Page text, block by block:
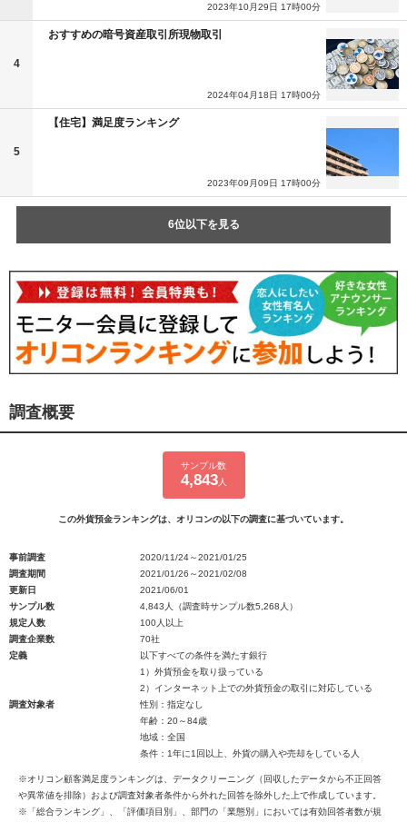
2023年10月29日 17時00分
4
おすすめの暗号資産取引所現物取引
2024年04月18日 17時00分
5
【住宅】満足度ランキング
2023年09月09日 17時00分
6位以下を見る
調査概要
サンプル数
4,843人
この外貨預金ランキングは、オリコンの以下の調査に基づいています。
事前調査
2020/11/24～2021/01/25
調査期間
2021/01/26～2021/02/08
更新日
2021/06/01
サンプル数
4,843人（調査時サンプル数5,268人）
規定人数
100人以上
調査企業数
70社
定義
以下すべての条件を満たす銀行
1）外貨預金を取り扱っている
2）インターネット上での外貨預金の取引に対応している
調査対象者
性別：指定なし
年齢：20～84歳
地域：全国
条件：1年に1回以上、外貨の購入や売却をしている人
※オリコン顧客満足度ランキングは、データクリーニング（回収したデータから不正回答
や異常値を排除）および調査対象者条件から外れた回答を除外した上で作成しています。
※「総合ランキング」、「評価項目別」、部門の「業態別」においては有効回答者数が規